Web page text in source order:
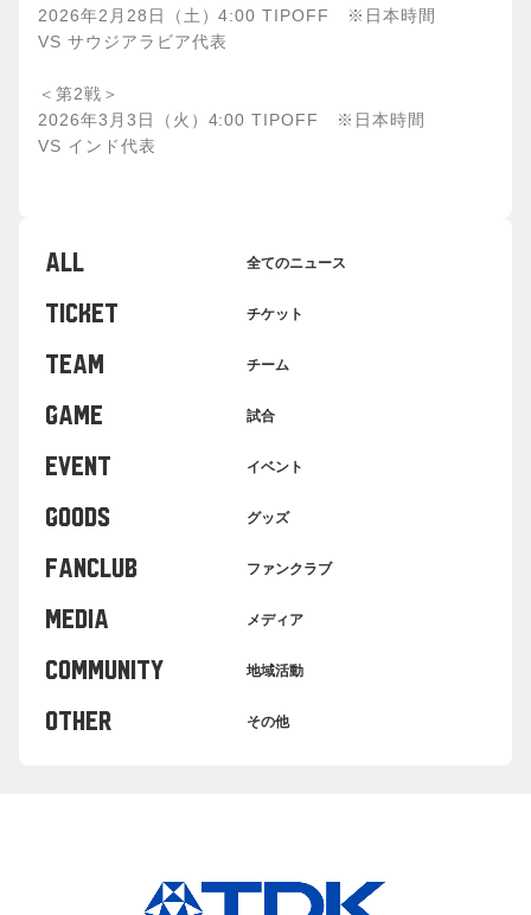
2026年2月28日（土）4:00 TIPOFF ※日本時間
VS サウジアラビア代表
＜第2戦＞
2026年3月3日（火）4:00 TIPOFF ※日本時間
VS インド代表
ALL 全てのニュース
TICKET チケット
TEAM チーム
GAME 試合
EVENT イベント
GOODS グッズ
FANCLUB ファンクラブ
MEDIA メディア
COMMUNITY 地域活動
OTHER その他